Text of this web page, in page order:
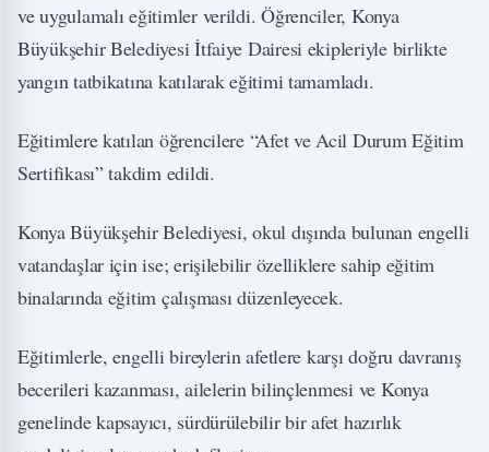
ve uygulamalı eğitimler verildi. Öğrenciler, Konya
Büyükşehir Belediyesi İtfaiye Dairesi ekipleriyle birlikte
yangın tatbikatına katılarak eğitimi tamamladı.
Eğitimlere katılan öğrencilere “Afet ve Acil Durum Eğitim
Sertifikası” takdim edildi.
Konya Büyükşehir Belediyesi, okul dışında bulunan engelli
vatandaşlar için ise; erişilebilir özelliklere sahip eğitim
binalarında eğitim çalışması düzenleyecek.
Eğitimlerle, engelli bireylerin afetlere karşı doğru davranış
becerileri kazanması, ailelerin bilinçlenmesi ve Konya
genelinde kapsayıcı, sürdürülebilir bir afet hazırlık